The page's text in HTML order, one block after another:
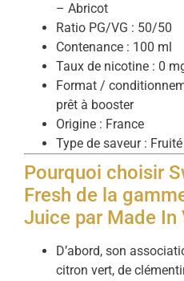
– Abricot
Ratio PG/VG : 50/50
Contenance : 100 ml
Taux de nicotine : 0
Format /
prêt à booster
Origine : France
Type de saveur :
Pourquoi choisir
Fresh de la
Juice par Made In
D’abord, son
citron vert, de